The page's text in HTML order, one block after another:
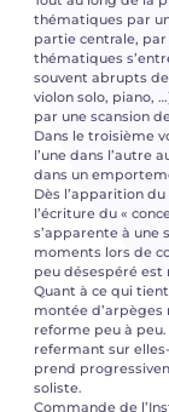
thématiques par
partie centrale,
thématiques
souvent abrupts
violon solo, piano,
par une scansion
Dans le troisième
l’une dans l’autre
dans un
Dès l’apparition
l’écriture du «
s’apparente à une
moments lors de
peu désespéré est
Quant à ce qui
montée
reforme peu à
refermant sur
prend
soliste.
Commande de